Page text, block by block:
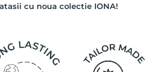
cu noua colectie IONA!